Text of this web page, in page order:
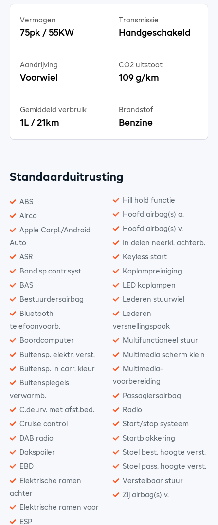
Vermogen
75pk / 55KW
Transmissie
Handgeschakeld
Aandrijving
Voorwiel
CO2 uitstoot
109 g/km
Gemiddeld verbruik
1L / 21km
Brandstof
Benzine
Standaarduitrusting
ABS
Airco
Apple Carpl./Android
Auto
ASR
Band.sp.contr.syst.
BAS
Bestuurdersairbag
Bluetooth
telefoonvoorb.
Boordcomputer
Buitensp. elektr. verst.
Buitensp. in carr. kleur
Buitenspiegels
verwarmb.
C.deurv. met afst.bed.
Cruise control
DAB radio
Dakspoiler
EBD
Elektrische ramen
achter
Elektrische ramen voor
ESP
Hill hold functie
Hoofd airbag(s) a.
Hoofd airbag(s) v.
In delen neerkl. achterb.
Keyless start
Koplampreiniging
LED koplampen
Lederen stuurwiel
Lederen
versnellingspook
Multifunctioneel stuur
Multimedia scherm klein
Multimedia-
voorbereiding
Passagiersairbag
Radio
Start/stop systeem
Startblokkering
Stoel best. hoogte verst.
Stoel pass. hoogte verst.
Verstelbaar stuur
Zij airbag(s) v.